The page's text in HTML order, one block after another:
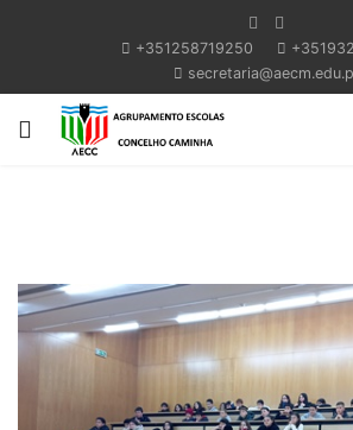
+351258719250